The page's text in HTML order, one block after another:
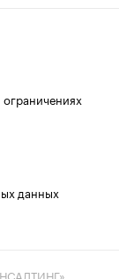
данных